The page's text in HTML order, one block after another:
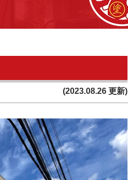
(2023.08.26 更新)